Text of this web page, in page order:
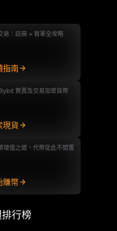
易：註冊 + 首單全攻略
指南
買賣及交易加密貨幣
現貨
增值之道，代幣從此不閒置
賺幣
行榜